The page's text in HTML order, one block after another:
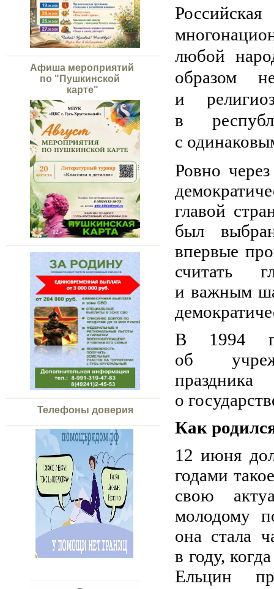
Афиша мероприятий
по "Пушкинской
карте"
Телефоны доверия
любой
образом
и
в
с
Ровно
главой
был
впервые
считать
и важным
В 1994
об
о
Как
12 июня
годами
свою
молодому
она стала
в году,
Ельцин